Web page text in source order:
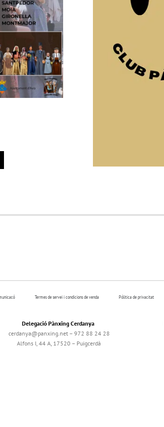
Termes de servei i condicions de venda Pólitica de privacitat
Delegació Pànxing Cerdanya
cerdanya@panxing.net – 972 88 24 28
Alfons I, 44 A, 17520 – Puigcerdà